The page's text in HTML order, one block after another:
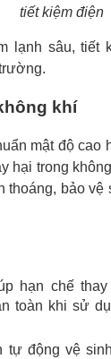
tiết kiệm điện
lạnh sâu, tiết
khí
mật độ cao
hại trong
thoáng, bảo
hạn chế
toàn khi sử
tự động vệ